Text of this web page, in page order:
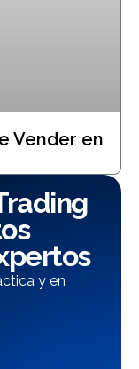
Vender en
y en